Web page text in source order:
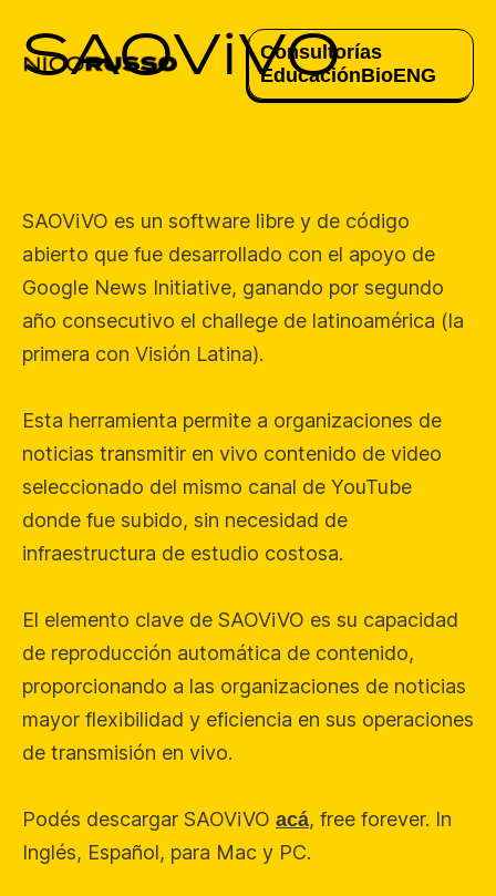
Consultorías
EducaciónBioENG
SAOViVO
SAOViVO es un software libre y de código
abierto que fue desarrollado con el apoyo de
Google News Initiative, ganando por segundo
año consecutivo el challege de latinoamérica (la
primera con Visión Latina).
Esta herramienta permite a organizaciones de
noticias transmitir en vivo contenido de video
seleccionado del mismo canal de YouTube
donde fue subido, sin necesidad de
infraestructura de estudio costosa.
El elemento clave de SAOViVO es su capacidad
de reproducción automática de contenido,
proporcionando a las organizaciones de noticias
mayor flexibilidad y eficiencia en sus operaciones
de transmisión en vivo.
Podés descargar SAOViVO acá, free forever. In
Inglés, Español, para Mac y PC.